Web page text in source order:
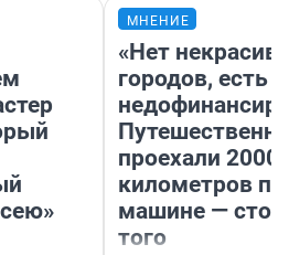
МНЕНИЕ
«Нет
городов, есть
проехали 2000
километров по
машине —
того